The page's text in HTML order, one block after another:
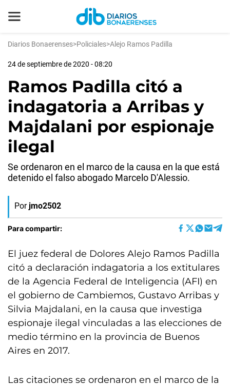
Diarios Bonaerenses>Policiales>Alejo Ramos Padilla
24 de septiembre de 2020 - 08:20
Ramos Padilla citó a
indagatoria a Arribas y
Majdalani por espionaje
ilegal
Se ordenaron en el marco de la causa en la que está
detenido el falso abogado Marcelo D'Alessio.
Por jmo2502
Para compartir:
El juez federal de Dolores Alejo Ramos Padilla
citó a declaración indagatoria a los extitulares
de la Agencia Federal de Inteligencia (AFI) en
el gobierno de Cambiemos, Gustavo Arribas y
Silvia Majdalani, en la causa que investiga
espionaje ilegal vinculadas a las elecciones de
medio término en la provincia de Buenos
Aires en 2017.
Las citaciones se ordenaron en el marco de la